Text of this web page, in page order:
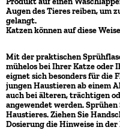
Augen des Tieres reiben, um
gelangt.
Katzen können auf diese
Mit der praktischen
mühelos bei Ihrer Katze oder
eignet sich besonders für die
jungen Haustieren ab einem
auch bei älteren, trächtigen
angewendet werden.
Haustieres. Ziehen Sie
Dosierung die Hinweise in der